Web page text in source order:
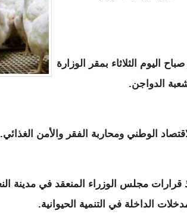
اليوم الثلاثاء بمقر الوزارة
الدواجن.
الوطني ومحاربة الفقر والأمن الغذائي.
الداخلة في التنمية الحيوانية.